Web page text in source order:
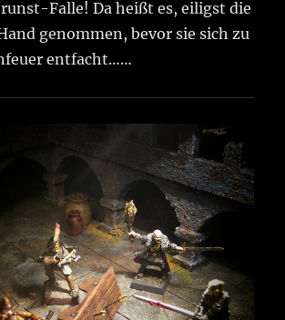
Falle! Da heißt es, eiligst die
genommen, bevor sie sich zu
entfacht……